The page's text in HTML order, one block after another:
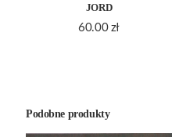
JORD
60.00 zł
Podobne produkty